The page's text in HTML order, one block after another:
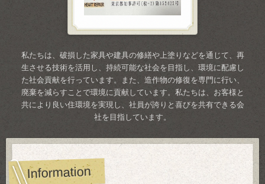
私たちは、破損した家具や建具の修繕や上塗りなどを通じて、再
生させる技術を活用し、持続可能な社会を目指し、環境に配慮し
た社会貢献を行っています。また、造作物の修復を専門に行い、
廃棄を減らすことで環境に貢献しています。私たちは、お客様と
共により良い住環境を実現し、社員が誇りと喜びを共有できる会
社を目指しています。
Information